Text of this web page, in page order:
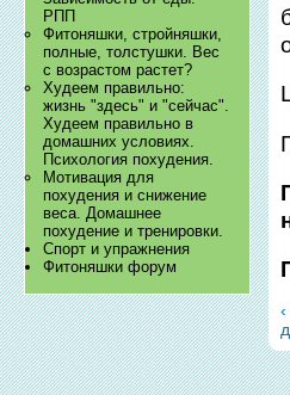
РПП
Фитоняшки, стройняшки,
полные, толстушки. Вес
с возрастом растет?
Худеем правильно:
жизнь "здесь" и "сейчас".
Худеем правильно в
домашних условиях.
Психология похудения.
​Мотивация для
похудения и снижение
веса. Домашнее
похудение и тренировки.
Спорт и упражнения
Фитоняшки форум